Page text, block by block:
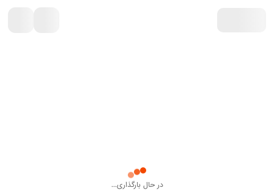
در حال بارگذاری...